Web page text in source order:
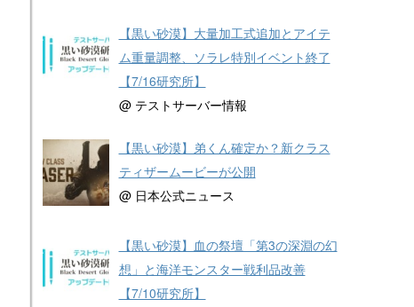
【黒い砂漠】大量加工式追加とアイテ
ム重量調整、ソラレ特別イベント終了
【7/16研究所】
@ テストサーバー情報
【黒い砂漠】弟くん確定か？新クラス
ティザームービーが公開
@ 日本公式ニュース
【黒い砂漠】血の祭壇「第3の深淵の幻
想」と海洋モンスター戦利品改善
【7/10研究所】